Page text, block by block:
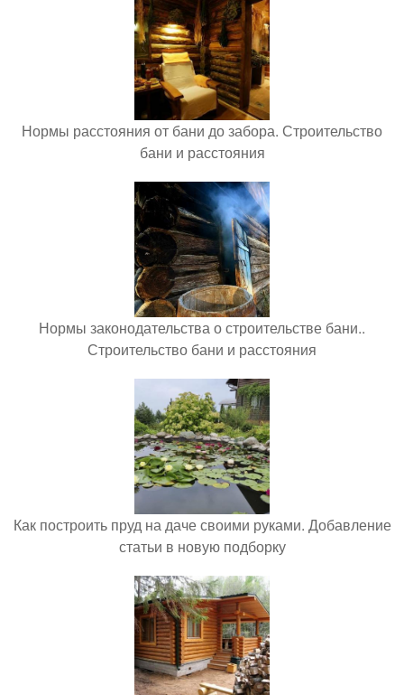
Нормы расстояния от бани до забора. Строительство
бани и расстояния
Нормы законодательства о строительстве бани..
Строительство бани и расстояния
Как построить пруд на даче своими руками. Добавление
статьи в новую подборку